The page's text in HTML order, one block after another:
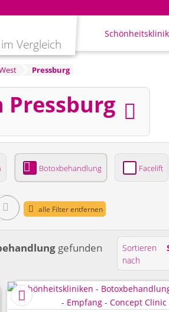
Vergleich
Pressburg
Pressburg
Botoxbehandlung Facelift
Fettabsaugungalle Filter entfernen
gefunden
Sortieren
nach